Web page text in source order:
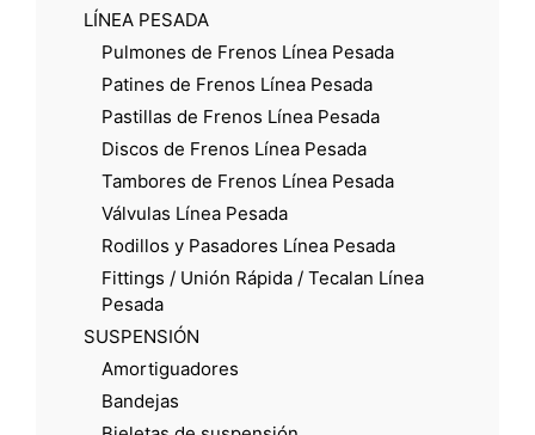
LÍNEA PESADA
Pulmones de Frenos Línea Pesada
Patines de Frenos Línea Pesada
Pastillas de Frenos Línea Pesada
Discos de Frenos Línea Pesada
Tambores de Frenos Línea Pesada
Válvulas Línea Pesada
Rodillos y Pasadores Línea Pesada
Fittings / Unión Rápida / Tecalan Línea
Pesada
SUSPENSIÓN
Amortiguadores
Bandejas